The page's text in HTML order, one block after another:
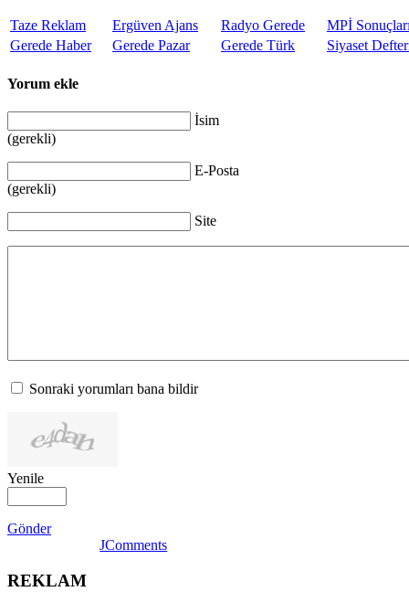
Taze Reklam Ergüven Ajans Radyo Gerede
MPİ
Gerede Haber
Gerede Pazar Gerede Türk Siyaset
Yorum ekle
İsim
(gerekli)
E-Posta
(gerekli)
Site
Sonraki yorumları bana bildir
Yenile
Gönder
JComments
REKLAM